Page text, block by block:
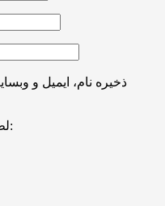
ذخیره نام، ایمیل و
لطفا پاسخ را به عدد انگلیسی وارد کنید: